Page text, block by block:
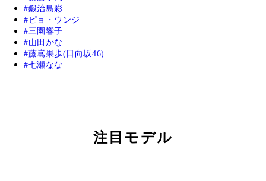
鍛治島彩
ピョ・ウンジ
三園響子
山田かな
藤嶌果歩(日向坂46)
七瀬なな
注目モデル